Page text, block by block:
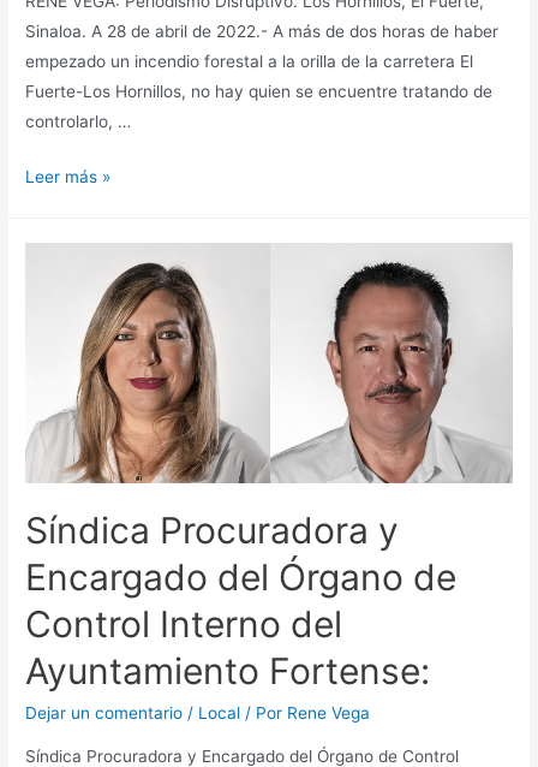
Sinaloa. A 28 de abril de 2022.- A más de dos horas de haber
empezado un incendio forestal a la orilla de la carretera El
Fuerte-Los Hornillos, no hay quien se encuentre tratando de
controlarlo, …
Leer más »
Síndica Procuradora y
Encargado del Órgano de
Control Interno del
Ayuntamiento Fortense:
Dejar un comentario / Local / Por Rene Vega
Síndica Procuradora y Encargado del Órgano de Control